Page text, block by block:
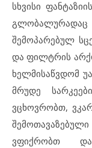
სხვისი
შემოპარებულ
და ფილტრის
ხელმისაწვდომ
მრუდე
ვცხოვრობთ,
ვფიქრობთ